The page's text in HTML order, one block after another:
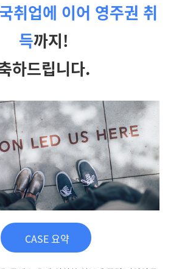
취업에 이어 영주권 취
득까지!
하드립니다.
CASE 요약